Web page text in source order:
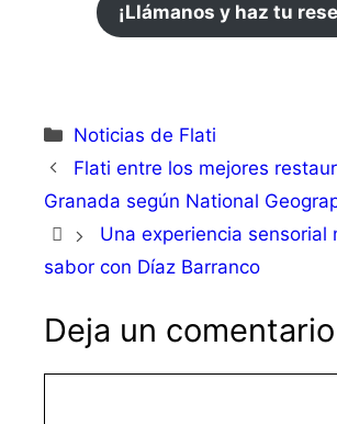
¡Llámanos y haz tu
Categorías
Noticias de Flati
Flati entre los mejores
Granada según National
Una experiencia sensorial
sabor con Díaz Barranco
Deja un comentario